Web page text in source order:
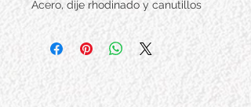
Acero, dije rhodinado y canutillos